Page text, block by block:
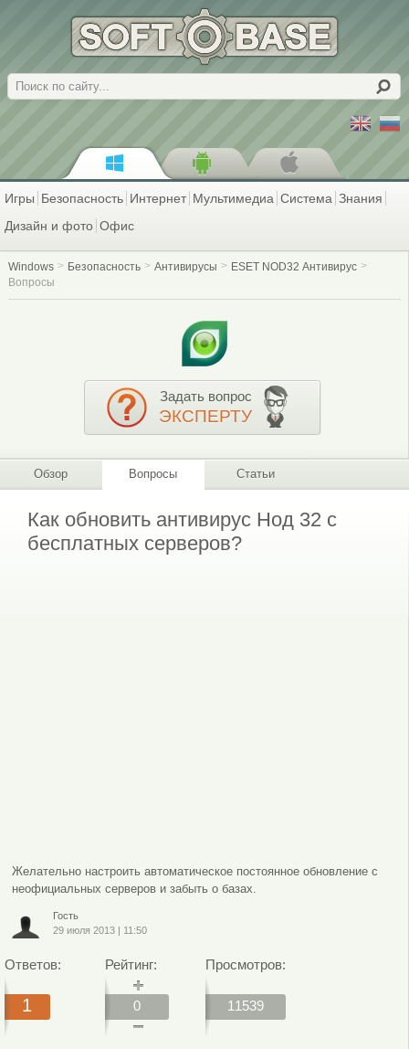
Поиск
Игры Безопасность Интернет Мультимедиа Система Знания
Дизайн и фото Офис
Windows Безопасность Антивирусы
ESET NOD32 Антивирус
Вопросы
Задать вопрос
ЭКСПЕРТУ
Обзор Вопросы Статьи
Как обновить антивирус Нод 32 с
бесплатных серверов?
Желательно настроить автоматическое постоянное обновление с
неофициальных серверов и забыть о базах.
Гость
29 июля 2013| 11:50
Ответов:
1
Рейтинг:
0
Просмотров:
11539